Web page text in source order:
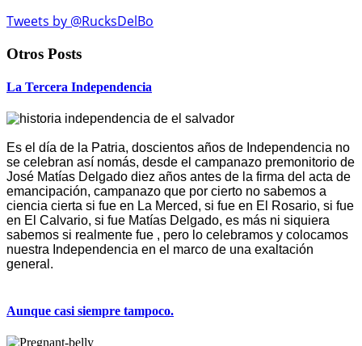
Tweets by @RucksDelBo
Otros Posts
La Tercera Independencia
Es el día de la Patria, doscientos años de Independencia no
se celebran así nomás, desde el campanazo premonitorio de
José Matías Delgado diez años antes de la firma del acta de
emancipación, campanazo que por cierto no sabemos a
ciencia cierta si fue en La Merced, si fue en El Rosario, si fue
en El Calvario, si fue Matías Delgado, es más ni siquiera
sabemos si realmente fue , pero lo celebramos y colocamos
nuestra Independencia en el marco de una exaltación
general.
Aunque casi siempre tampoco.